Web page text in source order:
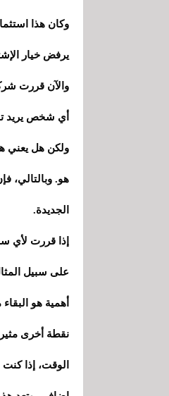
يرفض خيار
أي شخص يريد
ولكن هل يعني
الجديدة.
أهمية هو البقاء
الوقت، إذا